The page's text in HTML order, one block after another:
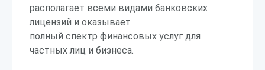
располагает всеми видами банковских
лицензий и оказывает
полный спектр финансовых услуг для
частных лиц и бизнеса.